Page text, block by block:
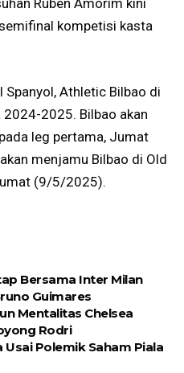
Ruben Amorim kini
kompetisi kasta
Spanyol, Athletic Bilbao di
2025. Bilbao akan
leg pertama, Jumat
menjamu Bilbao di Old
(9/5/2025).
Bersama Inter Milan
Guimares
Mentalitas Chelsea
Rodri
Usai Polemik Saham Piala